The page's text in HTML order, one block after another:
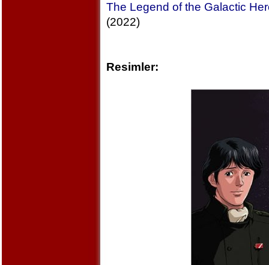
The Legend of the Galactic
(2022)
Resimler: